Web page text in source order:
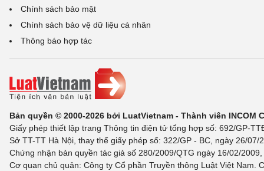
Chính sách bảo mật
Chính sách bảo vệ dữ liệu cá nhân
Thông báo hợp tác
Bản quyền © 2000-2026 bởi LuatVietnam - Thành viên INCOM
Giấy phép thiết lập trang Thông tin điện tử tổng hợp số: 692/GP-
Sở TT-TT Hà Nội, thay thế giấy phép số: 322/GP - BC, ngày 26/
Chứng nhận bản quyền tác giả số 280/2009/QTG ngày 16/02/
Cơ quan chủ quản: Công ty Cổ phần Truyền thông Luật Việt Nam.